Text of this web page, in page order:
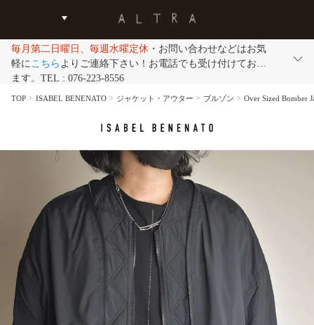
毎月第二日曜日、毎週水曜定休 ・お問い合わせなどはお気
軽にこちら よりご連絡下さい！お電話でも受け付けており
ます。TEL : 076-223-8556
TOP ISABEL BENENATO ジャケット・アウター ブルゾン Over Sized Bomber